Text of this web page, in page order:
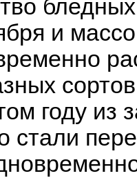
и
году из
стали